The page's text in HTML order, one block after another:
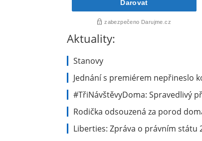
Aktuality:
Stanovy
Jednání s premiérem nepřineslo
#TřiNávštěvyDoma: Spravedlivý
Rodička odsouzená za porod
Liberties: Zpráva o právním státu